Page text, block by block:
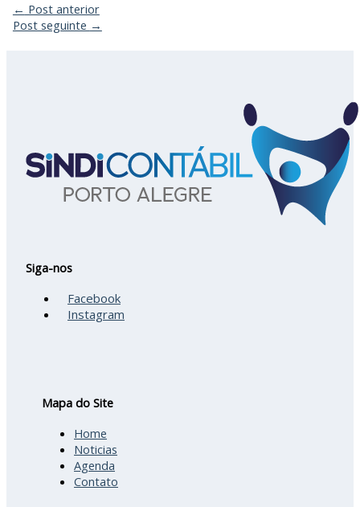
← Post anterior
Post seguinte →
Siga-nos
Facebook
Instagram
Mapa do Site
Home
Noticias
Agenda
Contato